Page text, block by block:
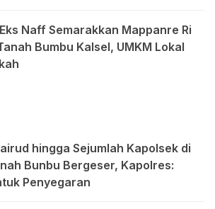
Naff Semarakkan Mappanre Ri
Bumbu Kalsel, UMKM Lokal
hingga Sejumlah Kapolsek di
Bunbu Bergeser, Kapolres:
Penyegaran